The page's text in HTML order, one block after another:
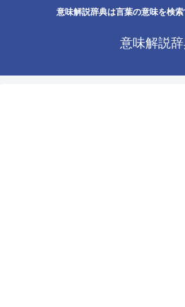
意味解説辞典は言葉の意味を検索
意味解説